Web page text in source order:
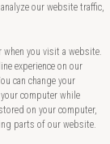
our website traffic,
when you visit a website.
experience on our
can change your
computer while
on your computer,
parts of our website.